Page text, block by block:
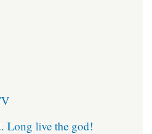
Long live the god!